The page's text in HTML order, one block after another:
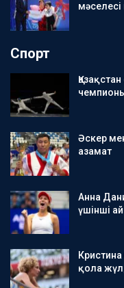
Спорт
Әскер
азамат
Анна
үшінші
қола